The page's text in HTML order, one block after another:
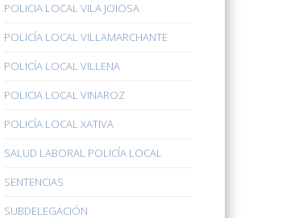
POLICIA LOCAL VILA JOIOSA
POLICÍA LOCAL VILLAMARCHANTE
POLICÍA LOCAL VILLENA
POLICIA LOCAL VINAROZ
POLICÍA LOCAL XATIVA
SALUD LABORAL POLICÍA LOCAL
SENTENCIAS
SUBDELEGACIÓN